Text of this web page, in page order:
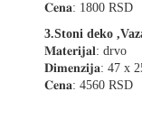
𝐂𝐞𝐧𝐚: 1800 RSD
3.Stoni deko
𝐌𝐚𝐭𝐞𝐫𝐢𝐣𝐚𝐥: drvo
𝐃𝐢𝐦𝐞𝐧𝐳𝐢𝐣𝐚: 47 x
𝐂𝐞𝐧𝐚: 4560 RSD